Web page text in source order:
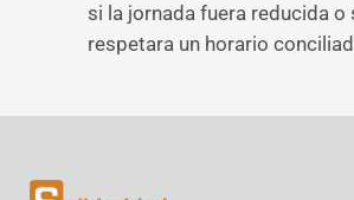
si la jornada fuera reducida o
respetara un horario